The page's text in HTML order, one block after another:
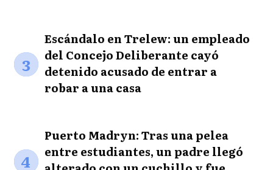
3
Escándalo en Trelew: un empleado
del Concejo Deliberante cayó
detenido acusado de entrar a
robar a una casa
4
Puerto Madryn: Tras una pelea
entre estudiantes, un padre llegó